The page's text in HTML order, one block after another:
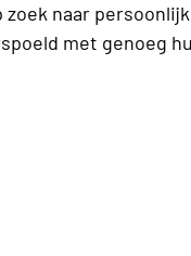
naar
met genoeg